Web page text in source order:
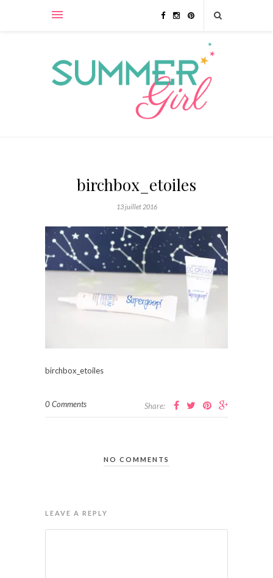
birchbox_etoiles
13 juillet 2016
birchbox_etoiles
0 Comments Share:
NO COMMENTS
LEAVE A REPLY